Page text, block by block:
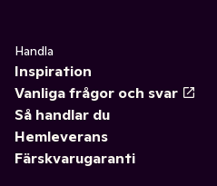
Handla
Inspiration
Vanliga frågor och svar
Så handlar du
Hemleverans
Färskvarugaranti